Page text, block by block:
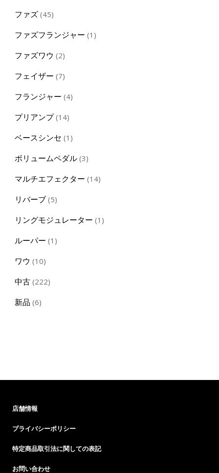
ファズ 4545
ファズフランジャー 1 1
ファズワウ 22
フェイザー 77
フランジャー 44
プリアンプ 1414
ベースシンセ 1 1
ボリュームペダル 33
マルチエフェクター 1414
リバーブ 55
リングモジュレーター 1 1
ルーパー 1 1
ワウ 1010
中古 222222
新品 66
店舗情報
プライバシーポリシー
特定商品取引法に関しての表記
お問い合わせ